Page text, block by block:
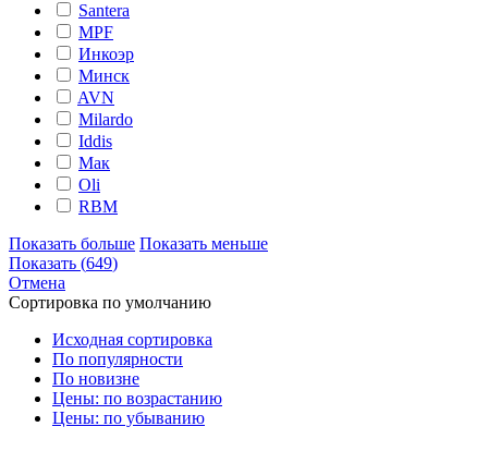
Santera
MPF
Инкоэр
Минск
AVN
Milardo
Iddis
Мак
Oli
RBM
Показать больше Показать меньше
Показать (649)
Отмена
Сортировка по умолчанию
Исходная сортировка
По популярности
По новизне
Цены: по возрастанию
Цены: по убыванию